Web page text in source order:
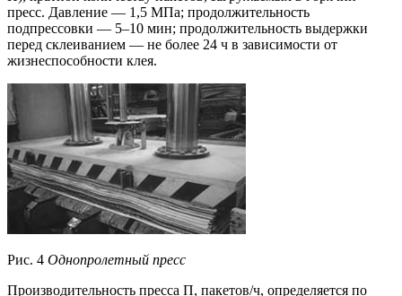
пресс. Давление — 1,5 МПа; продолжительность
подпрессовки — 5–10 мин; продолжительность выдержки
перед склеиванием — не более 24 ч в зависимости от
жизнеспособности клея.
Рис. 4 Однопролетный пресс
Производительность пресса П, пакетов/ч, определяется по